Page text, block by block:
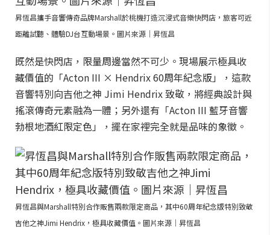
昇恆昌攜手音響傳奇品牌Marshall於桃機打造沉浸式音樂快閃店，旅客可近
距離試聽、體驗DJ台互動場景。圖片來源｜昇恆昌
既然是快閃店，限量周邊當然不可少。現場展示極具收
藏價值的「Acton III × Hendrix 60周年紀念版」，這款
音響特別向吉他之神 Jimi Hendrix 致敬，將經典設計與
搖滾傳奇元素融為一體；另外還有「Acton III 藍牙音響
勃根地酒紅限定色」，擺在家裡完全就是品味的象徵。
昇恆昌與Marshall特別合作販售兩款限定商品，其中60周年紀念版特別致敬
吉他之神Jimi Hendrix，極具收藏價值。圖片來源｜昇恆昌